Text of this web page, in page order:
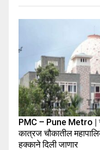
PMC – Pune Metro |
कात्रज चौकातील
हक्काने दिली जाणार